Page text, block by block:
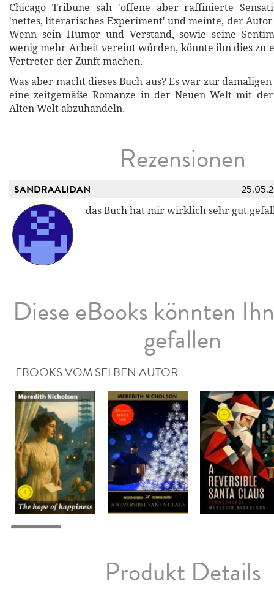
Chicago Tribune sah 'offene aber raffinierte
'nettes, literarisches Experiment' und meinte, der Autor
Wenn sein Humor und Verstand, sowie seine
wenig mehr Arbeit vereint würden, könnte ihn dies zu
Vertreter der Zunft machen.
Was aber macht dieses Buch aus? Es war zur
eine zeitgemäße Romanze in der Neuen Welt mit
Alten Welt abzuhandeln.
Rezensionen
SANDRAALIDAN
das Buch hat mir wirklich sehr gut
Diese eBooks könnten
gefallen
EBOOKS VOM SELBEN AUTOR
Produkt Details